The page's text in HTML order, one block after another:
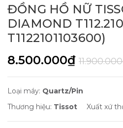
ĐỒNG HỒ NỮ
DIAMOND
T1122101103600)
8.500.000₫
Loại máy: Quartz/Pin
Thương hiệu: Tissot Xuất xứ